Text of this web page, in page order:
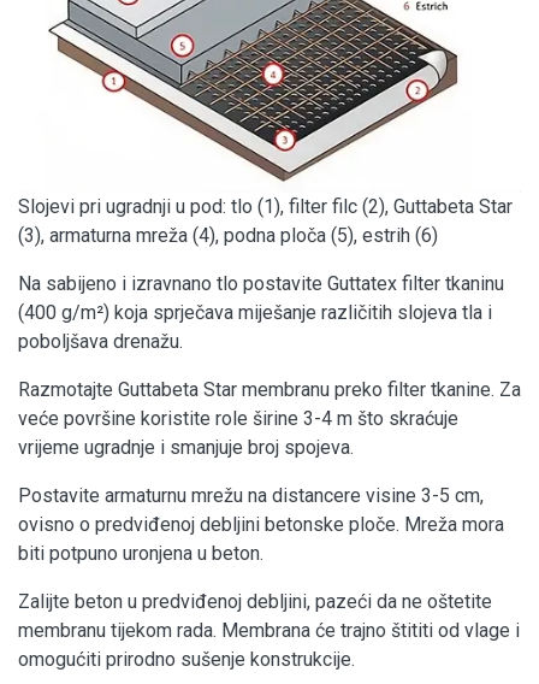
Slojevi pri ugradnji u pod: tlo (1), filter filc (2), Guttabeta Star
(3), armaturna mreža (4), podna ploča (5), estrih (6)
Na sabijeno i izravnano tlo postavite Guttatex filter tkaninu
(400 g/m²) koja sprječava miješanje različitih slojeva tla i
poboljšava drenažu.
Razmotajte Guttabeta Star membranu preko filter tkanine. Za
veće površine koristite role širine 3-4 m što skraćuje
vrijeme ugradnje i smanjuje broj spojeva.
Postavite armaturnu mrežu na distancere visine 3-5 cm,
ovisno o predviđenoj debljini betonske ploče. Mreža mora
biti potpuno uronjena u beton.
Zalijte beton u predviđenoj debljini, pazeći da ne oštetite
membranu tijekom rada. Membrana će trajno štititi od vlage i
omogućiti prirodno sušenje konstrukcije.